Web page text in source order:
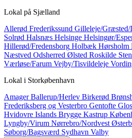
Lokal på Sjælland
Allerød Frederikssund Gilleleje/
Solrød Halsnæs Helsinge Helsingør/
Hillerød/Fredensborg Holbæk Hørsholm
Næstved Odsherred Ølsted Roskilde
Værløse/Farum Vejby/Tisvildeleje
Lokal i Storkøbenhavn
AmagerBallerup/Herlev Birkerød
Frederiksberg og Vesterbro Gentofte
Hvidovre Islands Brygge Kastrup
Lyngby/Virum Nørrebro/Nordvest
Søborg/Bagsværd Sydhavn Valby